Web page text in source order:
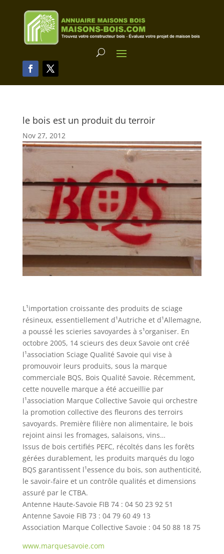
le bois est un produit du terroir
Nov 27, 2012
L¹importation croissante des produits de sciage
résineux, essentiellement d¹Autriche et d¹Allemagne,
a poussé les scieries savoyardes à s¹organiser. En
octobre 2005, 14 scieurs des deux Savoie ont créé
l¹association Sciage Qualité Savoie qui vise à
promouvoir leurs produits, sous la marque
commerciale BQS, Bois Qualité Savoie. Récemment,
cette nouvelle marque a été accueillie par
l¹association Marque Collective Savoie qui orchestre
la promotion collective des fleurons des terroirs
savoyards. Première filière non alimentaire, le bois
rejoint ainsi les fromages, salaisons, vins…
Issus de bois certifiés PEFC, récoltés dans les forêts
gérées durablement, les produits marqués du logo
BQS garantissent l¹essence du bois, son authenticité,
le savoir-faire et un contrôle qualités et dimensions
assuré par le CTBA.
Antenne Haute-Savoie FIB 74 : 04 50 23 92 51
Antenne Savoie FIB 73 : 04 79 60 49 13
Association Marque Collective Savoie : 04 50 88 18 75
www.marquesavoie.com